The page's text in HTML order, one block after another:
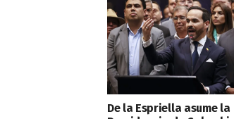
De la Espriella asume la